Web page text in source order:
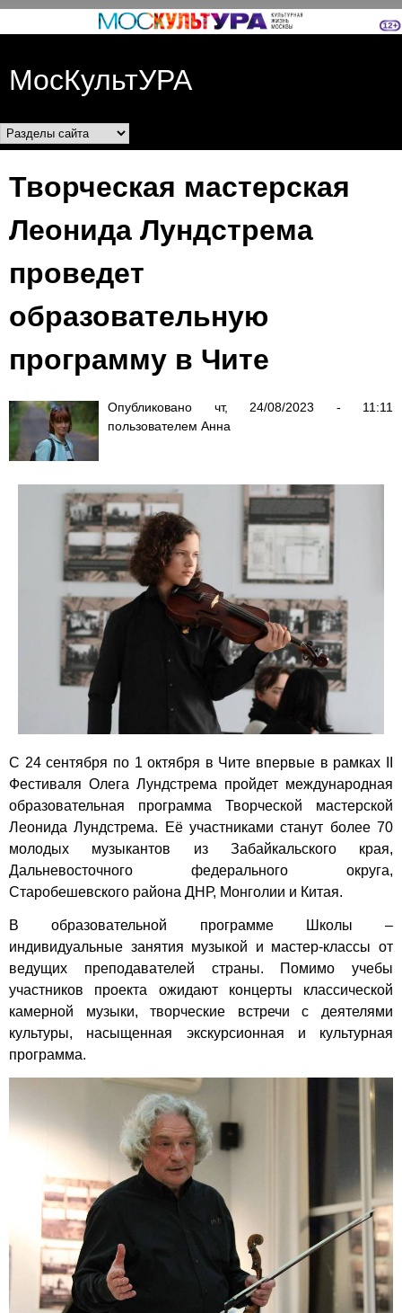
Перейти к основному
МосКультУРА
Разделы сайта
Творческая мастерская
Леонида Лундстрема
проведет
образовательную
программу в Чите
Опубликовано чт, 24/08/2023 - 11:11
пользователем Анна
С 24 сентября по 1 октября в Чите впервые в рамках II
Фестиваля Олега Лундстрема пройдет международная
образовательная программа Творческой мастерской
Леонида Лундстрема. Её участниками станут более 70
молодых музыкантов из Забайкальского края,
Дальневосточного федерального округа,
Старобешевского района ДНР, Монголии и Китая.
В образовательной программе Школы –
индивидуальные занятия музыкой и мастер-классы от
ведущих преподавателей страны. Помимо учебы
участников проекта ожидают концерты классической
камерной музыки, творческие встречи с деятелями
культуры, насыщенная экскурсионная и культурная
программа.